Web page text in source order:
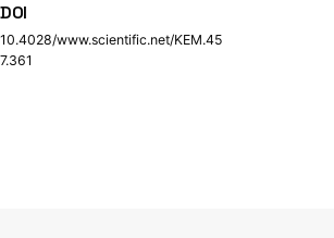
DOI
10.4028/www.scientific.net/KEM.45
7.361